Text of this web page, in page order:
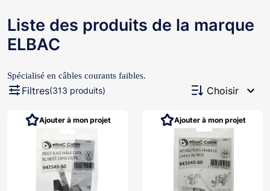
Liste des produits de la marque
ELBAC
Spécialisé en câbles courants faibles.
Filtres(313 produits) Choisir expand_more
Ajouter à mon projet Ajouter à mon projet